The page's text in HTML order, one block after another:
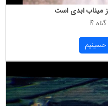
میناب ابدی است
؟!
حسینیم